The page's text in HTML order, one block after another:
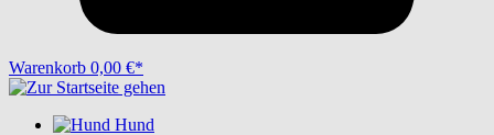
Warenkorb 0,00 €*
Hund